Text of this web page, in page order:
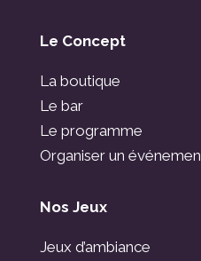
Le Concept
La boutique
Le bar
Le programme
Organiser un
Nos Jeux
Jeux d’ambiance